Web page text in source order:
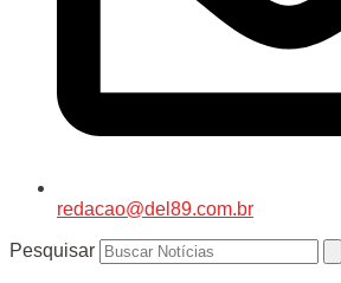
redacao@del89.com.br
Pesquisar